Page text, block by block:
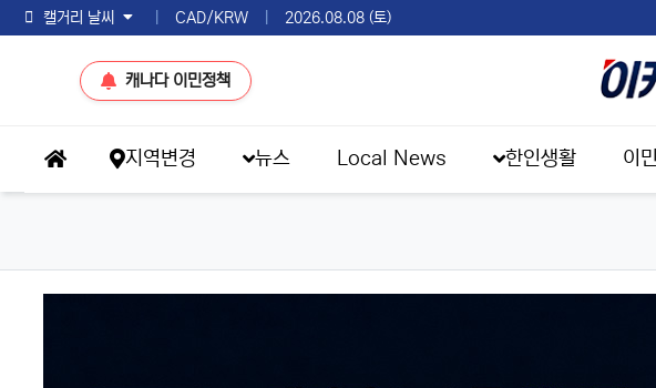
토론토 날씨 CAD/KRW 2026.08.08 (토)
캐나다 이민정책
지역변경 뉴스 Local News 한인생활 이
홈으로
eKBS News